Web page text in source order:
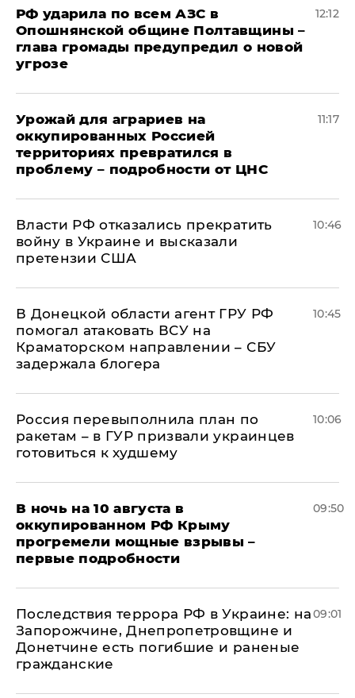
РФ ударила по всем АЗС в
Опошнянской общине Полтавщины –
глава громады предупредил о новой
угрозе
12:12
Урожай для аграриев на
оккупированных Россией
территориях превратился в
проблему – подробности от ЦНС
11:17
Власти РФ отказались прекратить
войну в Украине и высказали
претензии США
10:46
В Донецкой области агент ГРУ РФ
помогал атаковать ВСУ на
Краматорском направлении – СБУ
задержала блогера
10:45
Россия перевыполнила план по
ракетам – в ГУР призвали украинцев
готовиться к худшему
10:06
В ночь на 10 августа в
оккупированном РФ Крыму
прогремели мощные взрывы –
первые подробности
09:50
Последствия террора РФ в Украине: на
Запорожчине, Днепропетровщине и
Донетчине есть погибшие и раненые
гражданские
09:01